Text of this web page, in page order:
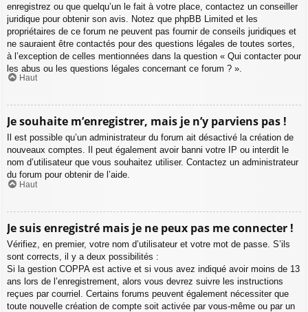
enregistrez ou que quelqu’un le fait à votre place, contactez un conseiller
juridique pour obtenir son avis. Notez que phpBB Limited et les
propriétaires de ce forum ne peuvent pas fournir de conseils juridiques et
ne sauraient être contactés pour des questions légales de toutes sortes,
à l’exception de celles mentionnées dans la question « Qui contacter pour
les abus ou les questions légales concernant ce forum ? ».
Haut
Je souhaite m’enregistrer, mais je n’y parviens pas !
Il est possible qu’un administrateur du forum ait désactivé la création de
nouveaux comptes. Il peut également avoir banni votre IP ou interdit le
nom d’utilisateur que vous souhaitez utiliser. Contactez un administrateur
du forum pour obtenir de l’aide.
Haut
Je suis enregistré mais je ne peux pas me connecter !
Vérifiez, en premier, votre nom d’utilisateur et votre mot de passe. S’ils
sont corrects, il y a deux possibilités :
Si la gestion COPPA est active et si vous avez indiqué avoir moins de 13
ans lors de l’enregistrement, alors vous devrez suivre les instructions
reçues par courriel. Certains forums peuvent également nécessiter que
toute nouvelle création de compte soit activée par vous-même ou par un